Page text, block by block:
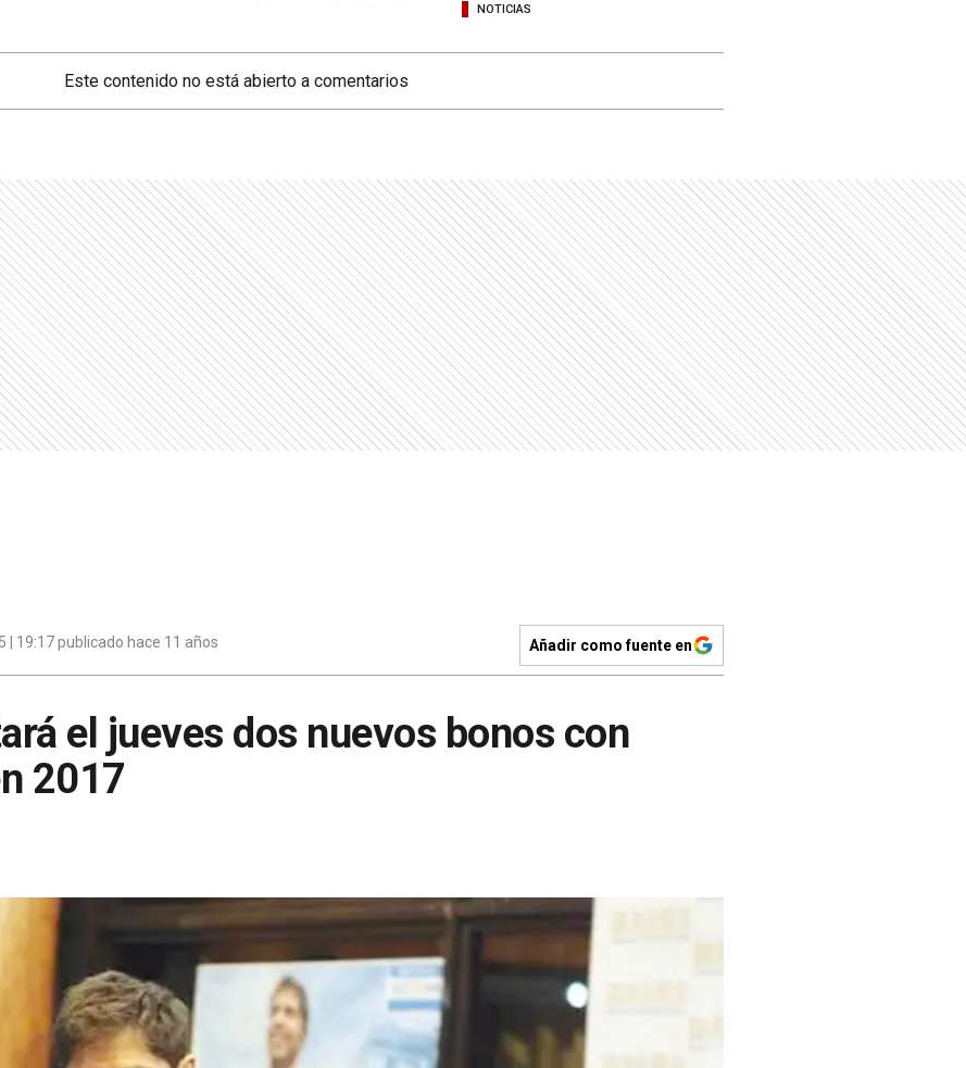
NOTICIAS
Este contenido no está abierto a comentarios
| 19:17 publicado hace 11 años Añadir como fuente en
el jueves dos nuevos bonos con
2017